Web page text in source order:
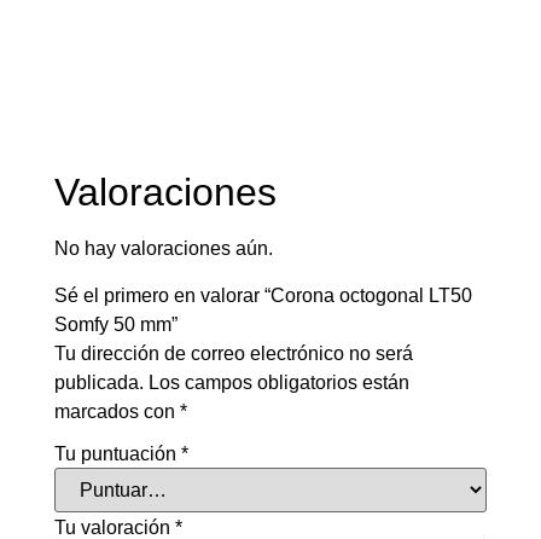
Valoraciones
No hay valoraciones aún.
Sé el primero en valorar “Corona octogonal LT50
Somfy 50 mm”
Tu dirección de correo electrónico no será
publicada. Los campos obligatorios están
marcados con *
Tu puntuación *
Tu valoración *